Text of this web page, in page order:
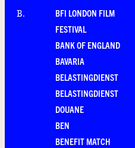
B.
BFI LONDON FILM
FESTIVAL
BANK OF ENGLAND
BAVARIA
BELASTINGDIENST
BELASTINGDIENST
DOUANE
BEN
BENEFIT MATCH